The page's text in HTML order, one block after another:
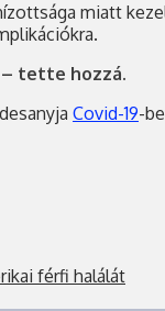
miatt
– tette hozzá.
Covid-19-
férfi halálát